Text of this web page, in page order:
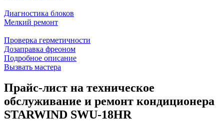
Диагностика блоков
Мелкий ремонт
Проверка герметичности
Дозаправка фреоном
Подробное описание
Вызвать мастера
Прайс-лист на техническое
обслуживание и ремонт кондиционера
STARWIND SWU-18HR